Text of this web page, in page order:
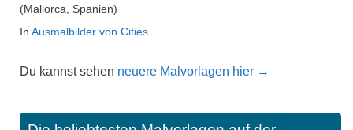
(Mallorca, Spanien)
In Ausmalbilder von Cities
Du kannst sehen neuere Malvorlagen hier →